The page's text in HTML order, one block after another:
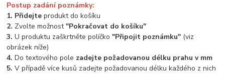
Postup zadání poznámky:
1. Přidejte produkt do košíku
2. Zvolte možnost"Pokračovat do košíku"
3.U produktu zaškrtněte políčko"Připojit poznámku" (viz
obrázek níže)
4.Do textového pole zadejte požadovanou délku prahu v mm
5.V případě více kusů zadejte požadovanou délku každého z nich